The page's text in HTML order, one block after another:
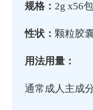
规格： 2g x56包
性状： 颗粒胶
用法用量：
通常成人主成